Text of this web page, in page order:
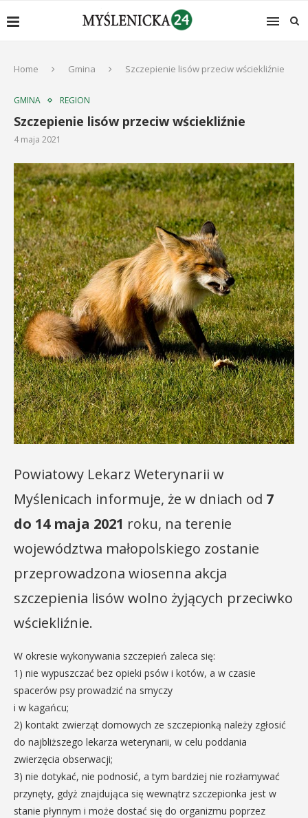
Home Gmina Szczepienie lisów przeciw wściekliźnie
GMINA REGION
Szczepienie lisów przeciw wściekliźnie
4 maja 2021
Powiatowy Lekarz Weterynarii w
Myślenicach informuje, że w dniach od 7
do 14 maja 2021 roku, na terenie
województwa małopolskiego zostanie
przeprowadzona wiosenna akcja
szczepienia lisów wolno żyjących przeciwko
wściekliźnie.
W okresie wykonywania szczepień zaleca się:
1) nie wypuszczać bez opieki psów i kotów, a w czasie
spacerów psy prowadzić na smyczy
i w kagańcu;
2) kontakt zwierząt domowych ze szczepionką należy zgłosić
do najbliższego lekarza weterynarii, w celu poddania
zwierzęcia obserwacji;
3) nie dotykać, nie podnosić, a tym bardziej nie rozłamywać
przynęty, gdyż znajdująca się wewnątrz szczepionka jest w
stanie płynnym i może dostać się do organizmu poprzez